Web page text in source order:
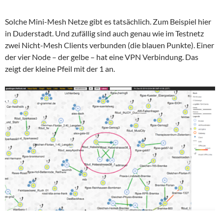
Solche Mini-Mesh Netze gibt es tatsächlich. Zum Beispiel hier
in Duderstadt. Und zufällig sind auch genau wie im Testnetz
zwei Nicht-Mesh Clients verbunden (die blauen Punkte). Einer
der vier Node – der gelbe – hat eine VPN Verbindung. Das
zeigt der kleine Pfeil mit der 1 an.